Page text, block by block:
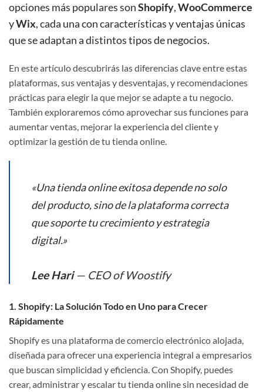
opciones más populares sonShopify,WooCommerce
yWix, cada una con características y ventajas únicas
que se adaptan a distintos tipos de negocios.
En este artículo descubrirás las diferencias clave entre estas
plataformas, sus ventajas y desventajas, y recomendaciones
prácticas para elegir la que mejor se adapte a tu negocio.
También exploraremos cómo aprovechar sus funciones para
aumentar ventas, mejorar la experiencia del cliente y
optimizar la gestión de tu tienda online.
«Una tienda online exitosa depende no solo
del producto, sino de la plataforma correcta
que soporte tu crecimiento y estrategia
digital.»
Lee Hari— CEO of Woostify
1. Shopify: La Solución Todo en Uno para Crecer
Rápidamente
Shopify es una plataforma de comercio electrónico alojada,
diseñada para ofrecer una experiencia integral a empresarios
que buscan simplicidad y eficiencia. Con Shopify, puedes
crear, administrar y escalar tu tienda online sin necesidad de